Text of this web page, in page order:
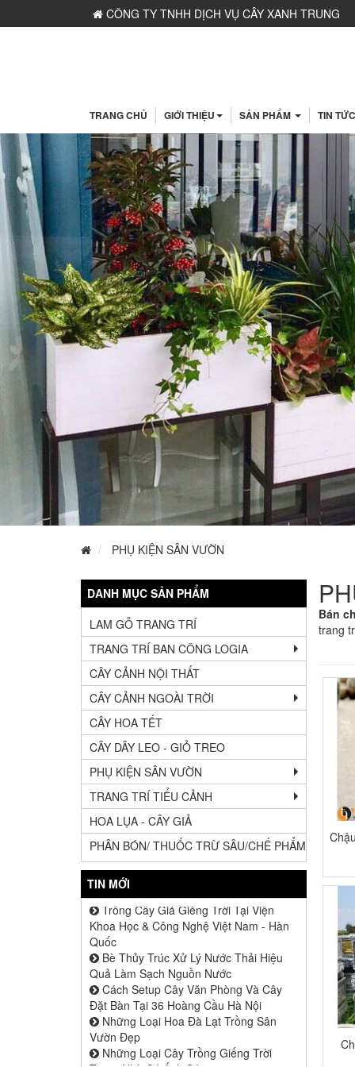
CÔNG TY TNHH DỊCH VỤ CÂY XANH TRUNG
TRANG CHỦ GIỚI THIỆU SẢN PHẨM TIN TỨC
PHỤ KIỆN SÂN VƯỜN
DANH MỤC SẢN PHẨM
LAM GỖ TRANG TRÍ
TRANG TRÍ BAN CÔNG LOGIA
CÂY CẢNH NỘI THẤT
CÂY CẢNH NGOÀI TRỜI
CÂY HOA TẾT
CÂY DÂY LEO - GIỎ TREO
PHỤ KIỆN SÂN VƯỜN
TRANG TRÍ TIỂU CẢNH
HOA LỤA - CÂY GIẢ
PHÂN BÓN/ THUỐC TRỪ SÂU/CHẾ PHẨM
TIN MỚI
Địa chỉ cung cấp chậu xi măng lục giác
Cây Xanh Trồng Chậu Đá Mài Ở Ban
Công 69 Vũ Trọng Phụng
Vườn Hoa Ngọc Thảo Khoe Sắc Trong
Khuôn Viên Khách Sạn Hà Nội
Trồng Cây Trang Trí Khách Sạn 5 Sao
Tam Đảo Tháng Giáp Tết
Trồng Cây Giả Giếng Trời Tại Viện
Khoa Học & Công Nghệ Việt Nam - Hàn
Quốc
Bè Thủy Trúc Xử Lý Nước Thải Hiệu
Quả Làm Sạch Nguồn Nước
Cách Setup Cây Văn Phòng Và Cây
Đặt Bàn Tại 36 Hoàng Cầu Hà Nội
Những Loại Hoa Đà Lạt Trồng Sân
Vườn Đẹp
Những Loại Cây Trồng Giếng Trời
Trong Nhà Có Ánh Sáng
Cây Giả Decor Cắm Hộc Trang Trí
Bán
trang